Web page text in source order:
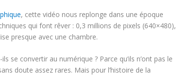
, cette vidéo nous replonge dans une époque
qui font rêver : 0,3 millions de pixels (640×480),
presque avec une chambre.
se convertir au numérique ? Parce qu’ils n’ont pas le
doute assez rares. Mais pour l’histoire de la